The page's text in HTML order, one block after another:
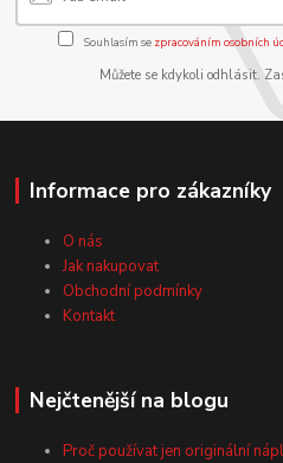
Souhlasím se zpracováním osobních
Můžete se kdykoli odhlásit.
Informace pro zákazníky
O nás
Jak nakupovat
Obchodní podmínky
Kontakt
Nejčtenější na blogu
Proč používat jen originální